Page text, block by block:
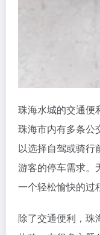
珠海水城的交通便
珠海市内有多条公
以选择自驾或骑行
游客的停车需求。
一个轻松愉快的过
除了交通便利，珠